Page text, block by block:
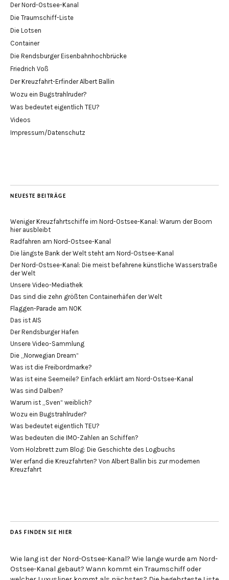
Der Nord-Ostsee-Kanal
Die Traumschiff-Liste
Die Lotsen
Container
Die Rendsburger Eisenbahnhochbrücke
Friedrich Voß
Der Kreuzfahrt-Erfinder Albert Ballin
Wozu ein Bugstrahlruder?
Was bedeutet eigentlich TEU?
Videos
Impressum/Datenschutz
NEUESTE BEITRÄGE
Weniger Kreuzfahrtschiffe im Nord-Ostsee-Kanal: Warum der Boom
hier ausbleibt
Radfahren am Nord-Ostsee-Kanal
Die längste Bank der Welt steht am Nord-Ostsee-Kanal
Der Nord-Ostsee-Kanal: Die meist befahrene künstliche Wasserstraße
der Welt
Unsere Video-Mediathek
Das sind die zehn größten Containerhäfen der Welt
Flaggen-Parade am NOK
Das ist AIS
Der Rendsburger Hafen
Unsere Video-Sammlung
Die „Norwegian Dream“
Was ist die Freibordmarke?
Was ist eine Seemeile? Einfach erklärt am Nord-Ostsee-Kanal
Was sind Dalben?
Warum ist „Sven“ weiblich?
Wozu ein Bugstrahlruder?
Was bedeutet eigentlich TEU?
Was bedeuten die IMO-Zahlen an Schiffen?
Vom Holzbrett zum Blog: Die Geschichte des Logbuchs
Wer erfand die Kreuzfahrten? Von Albert Ballin bis zur modernen
Kreuzfahrt
DAS FINDEN SIE HIER
Wie lang ist der Nord-Ostsee-Kanal? Wie lange wurde am Nord-
Ostsee-Kanal gebaut? Wann kommt ein Traumschiff oder